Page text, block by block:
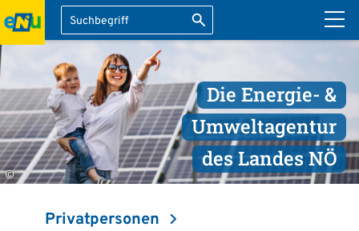
Suche Suche starten
überspringen
©
Die Energie- &
Umweltagentur
des Landes NÖ
Privatpersonen